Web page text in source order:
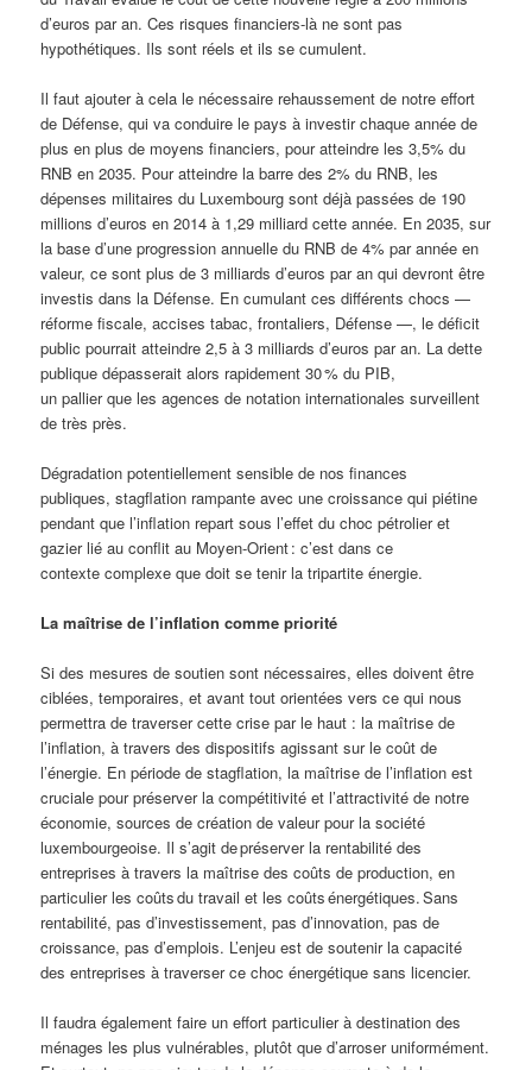
d’euros par an. Ces risques financiers-là ne sont pas
hypothétiques. Ils sont réels et ils se cumulent.
Il faut ajouter à cela le nécessaire rehaussement de notre effort
de Défense, qui va conduire le pays à investir chaque année de
plus en plus de moyens financiers, pour atteindre les 3,5% du
RNB en 2035. Pour atteindre la barre des 2% du RNB, les
dépenses militaires du Luxembourg sont déjà passées de 190
millions d’euros en 2014 à 1,29 milliard cette année. En 2035, sur
la base d’une progression annuelle du RNB de 4% par année en
valeur, ce sont plus de 3 milliards d’euros par an qui devront être
investis dans la Défense. En cumulant ces différents chocs —
réforme fiscale, accises tabac, frontaliers, Défense —, le déficit
public pourrait atteindre 2,5 à 3 milliards d’euros par an. La dette
publique dépasserait alors rapidement 30 % du PIB,
un pallier que les agences de notation internationales surveillent
de très près.
Dégradation potentiellement sensible de nos finances
publiques, stagflation rampante avec une croissance qui piétine
pendant que l’inflation repart sous l’effet du choc pétrolier et
gazier lié au conflit au Moyen-Orient : c’est dans ce
contexte complexe que doit se tenir la tripartite énergie.
La maîtrise de l’inflation comme priorité
Si des mesures de soutien sont nécessaires, elles doivent être
ciblées, temporaires, et avant tout orientées vers ce qui nous
permettra de traverser cette crise par le haut : la maîtrise de
l’inflation, à travers des dispositifs agissant sur le coût de
l’énergie. En période de stagflation, la maîtrise de l’inflation est
cruciale pour préserver la compétitivité et l’attractivité de notre
économie, sources de création de valeur pour la société
luxembourgeoise. Il s’agit de préserver la rentabilité des
entreprises à travers la maîtrise des coûts de production, en
particulier les coûts du travail et les coûts énergétiques. Sans
rentabilité, pas d’investissement, pas d’innovation, pas de
croissance, pas d’emplois. L’enjeu est de soutenir la capacité
des entreprises à traverser ce choc énergétique sans licencier.
Il faudra également faire un effort particulier à destination des
ménages les plus vulnérables, plutôt que d’arroser uniformément.